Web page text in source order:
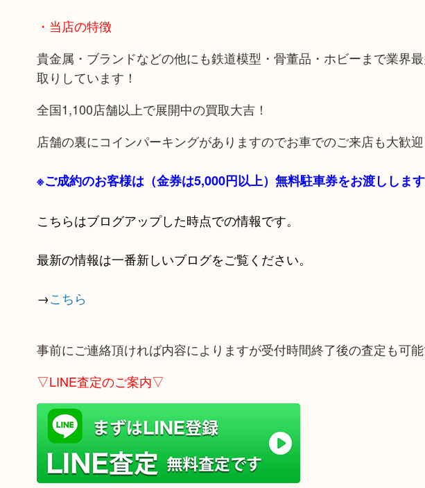
・当店の特徴
貴金属・ブランドなどの他にも鉄道模型・骨董品・ホビーまで業界
取りしています！
全国1,100店舗以上で展開中の買取大吉！
店舗の裏にコインパーキングがありますのでお車でのご来店も大歓迎
※ご成約のお客様は（金券は5,000円以上）無料駐車券をお渡しします
こちらはブログアップした時点での情報です。
最新の情報は一番新しいブログをご覧ください。
→こちら
事前にご連絡頂ければ内容によりますが受付時間終了後の査定も可能
▽LINE査定のご案内▽